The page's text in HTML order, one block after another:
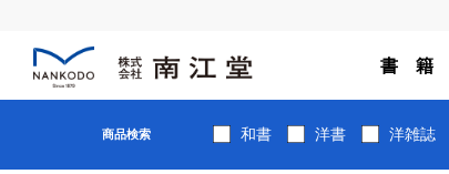
書 籍
商品検索 和書 洋書 洋雑誌